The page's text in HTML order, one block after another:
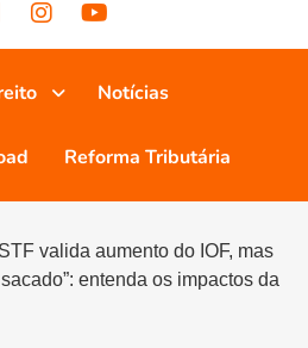
Notícias
Reforma Tributária
STF valida aumento do IOF, mas
entenda os impactos da